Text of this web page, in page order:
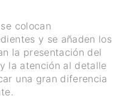
colocan
y se añaden los
la presentación del
la atención al detalle
una gran diferencia